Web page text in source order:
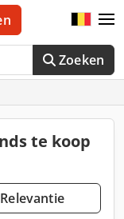
Zoeken
te koop
Relevantie